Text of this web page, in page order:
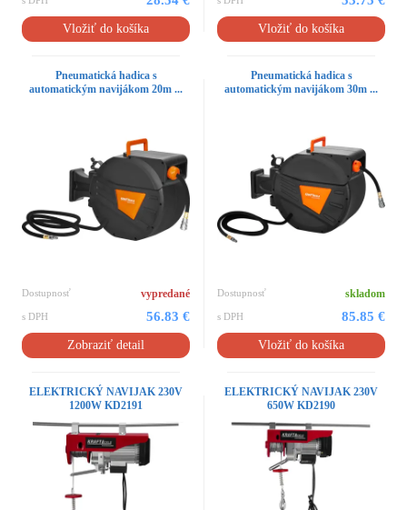
Vložiť do košíka Vložiť do košíka
Pneumatická hadica s
automatickým navijákom 20m ...
Dostupnosť vypredané
s DPH 56.83 €
Zobraziť detail
Pneumatická hadica s
automatickým navijákom 30m ...
Dostupnosť skladom
s DPH 85.85 €
Vložiť do košíka
ELEKTRICKÝ NAVIJAK 230V
1200W KD2191
ELEKTRICKÝ NAVIJAK 230V
650W KD2190